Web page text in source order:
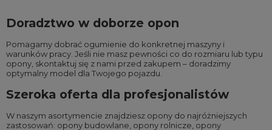
Doradztwo w doborze opon
Pomagamy dobrać ogumienie do konkretnej maszyny i
warunków pracy. Jeśli nie masz pewności co do rozmiaru lub typu
opony, skontaktuj się z nami przed zakupem – doradzimy
optymalny model dla Twojego pojazdu.
Szeroka oferta dla profesjonalistów
W naszym asortymencie znajdziesz opony do najróżniejszych
zastosowań: opony budowlane opony rolnicze opony